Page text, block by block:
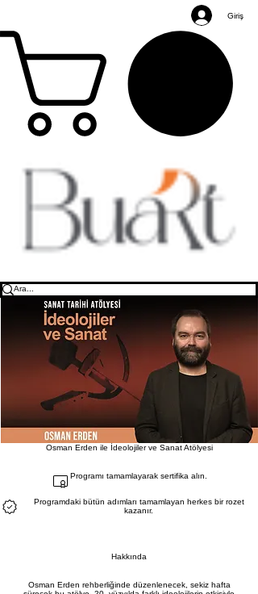
Giriş
Osman Erden ile İdeolojiler ve Sanat Atölyesi
Programı tamamlayarak sertifika alın.
Programdaki bütün adımları tamamlayan herkes bir rozet
kazanır.
Hakkında
Osman Erden rehberliğinde düzenlenecek, sekiz hafta